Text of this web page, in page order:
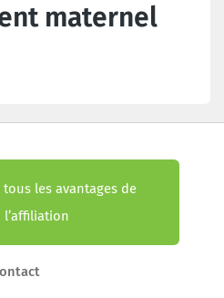
maternel
tous les avantages de
l’affiliation